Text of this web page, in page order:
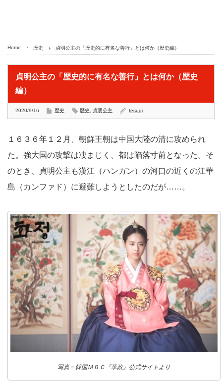
Home 歴史 貞明公主の「歴史的に有名な善行」とは何か（歴史編）
貞明公主の「歴史的に有名な善行」とは何か（歴史
編）
2020/9/16 歴史 歴史 貞明公主 tesugi
１６３６年１２月、朝鮮王朝は中国大陸の清に攻められ
た。強大国の攻撃は凄まじく、都は陥落寸前となった。そ
のとき、貞明公主も漢江（ハンガン）の河口の近くの江華
島（カンファド）に避難しようとしたのだが……。
写真＝韓国ＭＢＣ『華政』公式サイトより